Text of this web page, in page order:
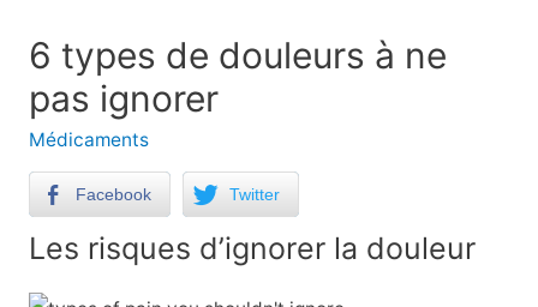
6 types de douleurs à ne
pas ignorer
Médicaments
Facebook Twitter
Les risques d’ignorer la douleur